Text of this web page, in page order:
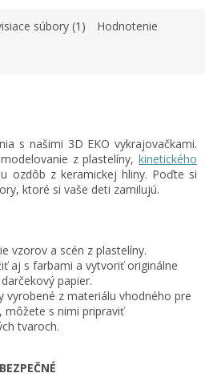
súbory (1) Hodnotenie
s našimi 3D EKO vykrajovačkami.
z plastelíny, kinetického
ozdôb z keramickej hliny. Poďte si
ktoré si vaše deti zamilujú.
vzorov a scén z plastelíny.
aj s farbami a vytvoriť originálne
papier.
vyrobené z materiálu vhodného pre
môžete s nimi pripraviť
tvaroch.